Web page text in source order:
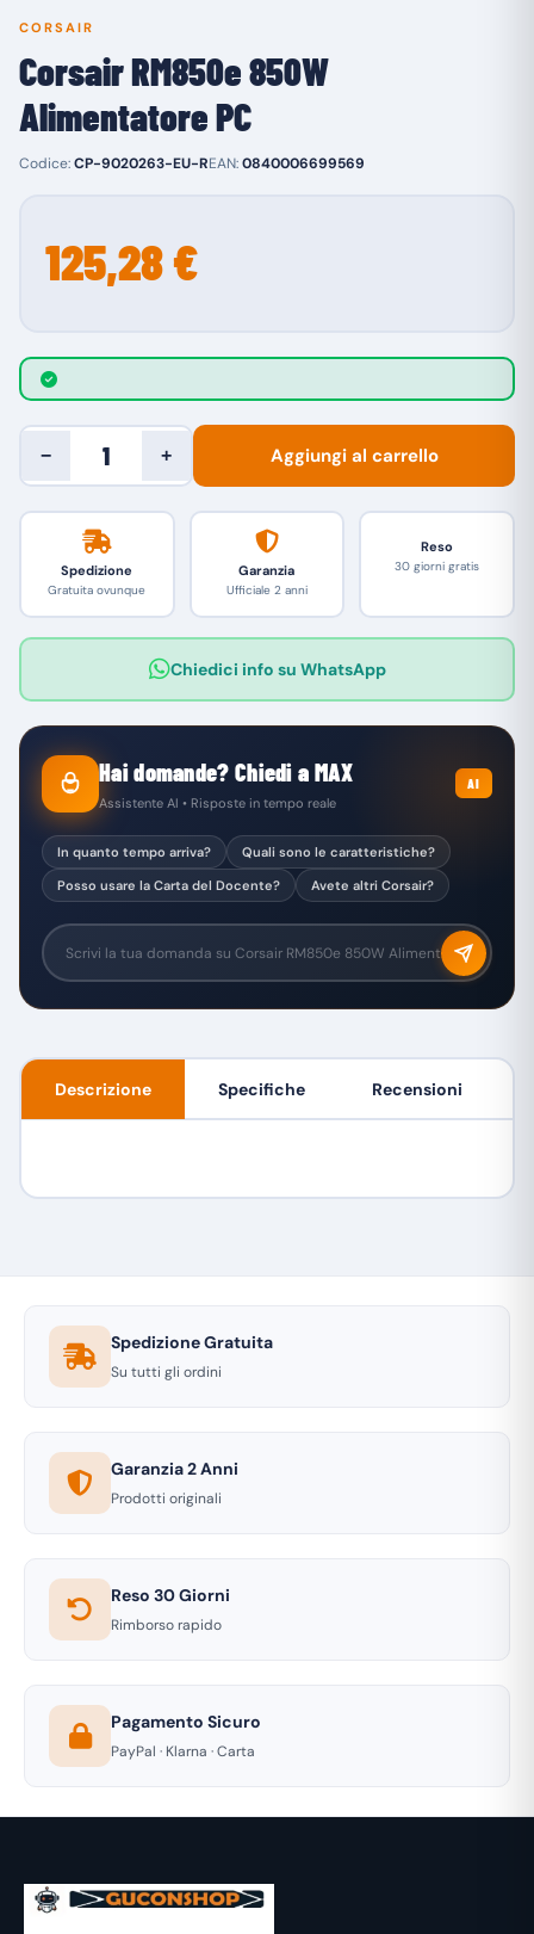
CORSAIR
Corsair RM850e 850W
Alimentatore PC
Codice:CP-9020263-EU-REAN:0840006699569
125,28 €
− + Aggiungi al carrello
Spedizione
Gratuita ovunque
Garanzia
Ufficiale 2 anni
Reso
30 giorni gratis
Chiedici info su WhatsApp
Hai domande? Chiedi a MAX
Assistente AI • Risposte in tempo reale
AI
In quanto tempo arriva?
Quali sono le caratteristiche?
Posso usare la Carta del Docente?
Avete altri Corsair?
Descrizione Specifiche Recensioni
Spedizione Gratuita
Su tutti gli ordini
Garanzia 2 Anni
Prodotti originali
Reso 30 Giorni
Rimborso rapido
Pagamento Sicuro
PayPal · Klarna · Carta